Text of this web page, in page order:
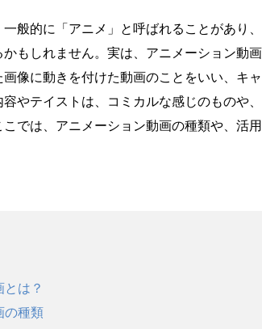
般的に「アニメ」と呼ばれることがあり
もしれません。実は、アニメーション動
像に動きを付けた動画のことをいい、キ
容やテイストは、コミカルな感じのものや
では、アニメーション動画の種類や、活
は？
の種類